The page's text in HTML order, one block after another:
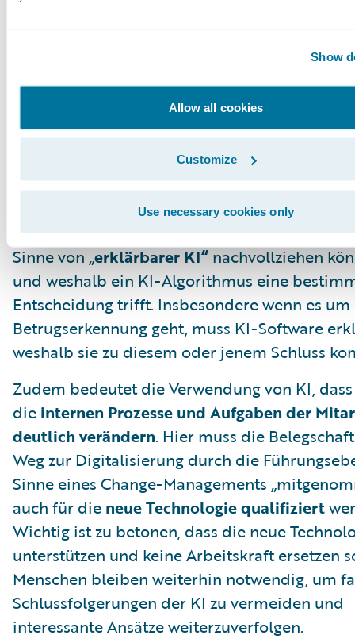
Show
Allow all cookies
Customize
Use necessary cookies only
Der Einsatz von KI bei Versicherungen wirft
wichtigerechtliche Fragenauf. Laut
Datenschutzgrundverordnung (DSGVO)
müssen Systeme, die Entscheidungen treffen,
Unternehmen als auch Versicherungskunden
transparent sein. Das bedeutet: Menschen
Sinne von „erklärbarer KI“ nachvollziehen
und weshalb ein KI-Algorithmus eine
Entscheidung trifft. Insbesondere wenn es
Betrugserkennung geht, muss KI-Software
weshalb sie zu diesem oder jenem Schluss
Zudem bedeutet die Verwendung von KI,
die internen Prozesse und Aufgaben der
deutlich verändern. Hier muss die
Weg zur Digitalisierung durch die
Sinne eines Change-Managements
auch für die neue Technologie qualifiziert
Wichtig ist zu betonen, dass die neue
unterstützen und keine Arbeitskraft ersetzen
Menschen bleiben weiterhin notwendig, um
Schlussfolgerungen der KI zu vermeiden und
interessante Ansätze weiterzuverfolgen.